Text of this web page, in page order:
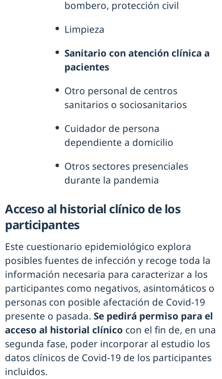
bombero, protección civil
Limpieza
Sanitario con atención clínica a
pacientes
Otro personal de centros
sanitarios o sociosanitarios
Cuidador de persona
dependiente a domicilio
Otros sectores presenciales
durante la pandemia
Acceso al historial clínico de los
participantes
Este cuestionario epidemiológico explora
posibles fuentes de infección y recoge toda la
información necesaria para caracterizar a los
participantes como negativos, asintomáticos o
personas con posible afectación de Covid-19
presente o pasada. Se pedirá permiso para el
acceso al historial clínico con el fin de, en una
segunda fase, poder incorporar al estudio los
datos clínicos de Covid-19 de los participantes
incluidos.